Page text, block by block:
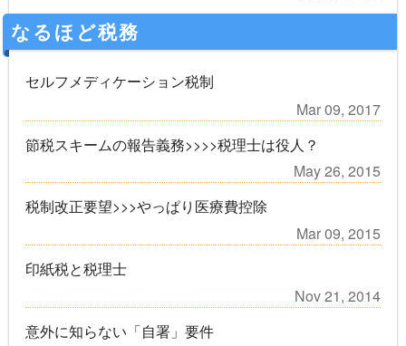
なるほど税務
セルフメディケーション税制
Mar 09, 2017
節税スキームの報告義務>>>>税理士は役人？
May 26, 2015
税制改正要望>>>やっぱり医療費控除
Mar 09, 2015
印紙税と税理士
Nov 21, 2014
意外に知らない「自署」要件